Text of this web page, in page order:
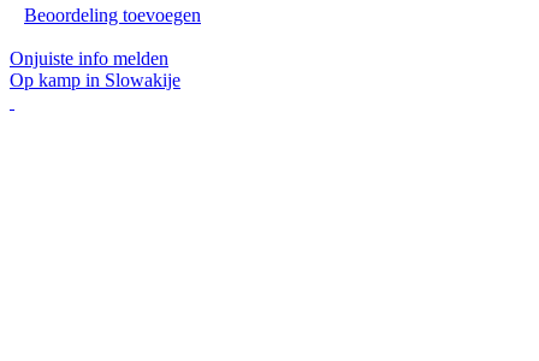
Beoordeling toevoegen
Onjuiste info melden
Op kamp in Slowakije